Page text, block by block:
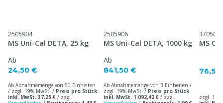
2505904
MS Uni-Cal DETA, 25 kg
Ab
24,50 €
Ab Abnahmemenge von 50 Einheiten
/ zzgl. 19% MwSt. / Preis pro Stück
inkl. MwSt. 37,25 € / zzgl.
2505906
MS Uni-Cal DETA, 1000 kg
Ab
841,50 €
Ab Abnahmemenge von 3 Einheiten /
zzgl. 19% MwSt. / Preis pro Stück
inkl. MwSt. 1.092,42 € / zzgl.
3705010
MS
76,50
zzgl.